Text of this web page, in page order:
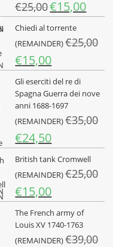
€25,00Il
prezzo
originale
era:
€25,00.
€15,00Il
prezzo
è:
Chiedi al torrente
(REMAINDER)€25,00
Il
prezzo
originale
era:
€25,00.
€15,00Il
prezzo
attuale
è:
€15,00.
Gli eserciti del re di
Spagna Guerra dei nove
anni 1688-1697
(REMAINDER)€35,00
Il
prezzo
originale
era:
€35,00.
€24,50Il
prezzo
attuale
è:
€24,50.
British tank Cromwell
(REMAINDER)€25,00
Il
prezzo
originale
era:
€25,00.
€15,00Il
prezzo
attuale
è:
€15,00.
The French army of
Louis XV 1740-1763
(REMAINDER)€39,00